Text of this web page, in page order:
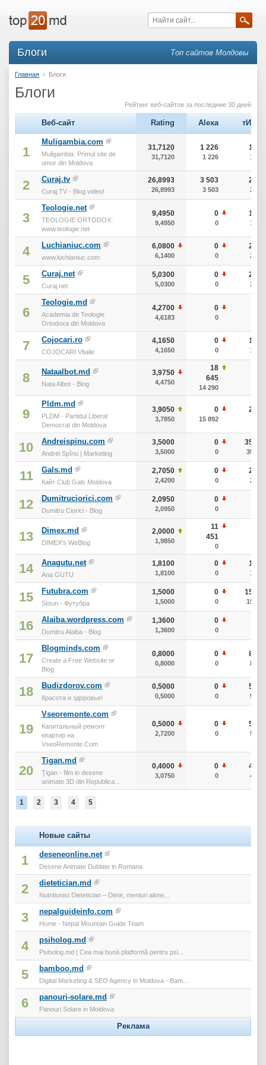
Блоги Топ сайтов Молдовы
Главная › Блоги
Блоги
Рейтинг веб-сайтов за последние 30 дней
Веб-сайт Rating Alexa тИЦ
1
Muligambia.com
Muligambia: Primul site de
umor din Moldova
31,7120
31,7120
1 226
1 226
10
10
2 Curaj.tv
Curaj.TV - Blog video!
26,8993
26,8993
3 503
3 503
20
20
3
Teologie.net
TEOLOGIE ORTODOX:
www.teologie.net
9,4950
9,4950
0
0
10
10
4 Luchianiuc.com
www.luchianiuc.com
6,0800
6,1400
0
0
20
20
5 Curaj.net
Curaj.net
5,0300
5,0300
0
0
20
20
6
Teologie.md
Academia de Teologie
Ortodoxa din Moldova
4,2700
4,6183
0
0
7 Cojocari.ro
COJOCARI Vitalie
4,1650
4,1650
0
0
10
10
8 Nataalbot.md
Nata Albot - Blog
3,9750
4,4750
18
645
14 290
9
Pldm.md
PLDM - Partidul Liberal
Democrat din Moldova
3,9050
3,7850
0
15 892
20
10 Andreispinu.com
Andrei Spînu | Marketing
3,5000
3,5000
0
0
350
350
11 Gals.md
Кайт Club Gals Moldova
2,7050
2,4200
0
0
20
20
12 Dumitruciorici.com
Dumitru Ciorici - Blog
2,0950
2,0950
0
0
13 Dimex.md
DIMEX's WeBlog
2,0000
1,9850
11
451
0
14 Anagutu.net
Ana GUTU
1,8100
1,8100
0
0
10
10
15 Futubra.com
Stoun - Футубра
1,5000
1,5000
0
0
150
150
16 Alaiba.wordpress.com
Dumitru Alaiba - Blog
1,3600
1,3600
0
0
17
Blogminds.com
Create a Free Website or
Blog
0,8000
0,8000
0
0
80
80
18 Budizdorov.com
Красота и здоровье!
0,5000
0,5000
0
0
50
50
19
Vseoremonte.com
Капитальный ремонт
квартир на
VseoRemonte.Com
0,5000
2,7200
0
0
50
50
20
Tigan.md
Ţigan - film in desene
animate 3D din Republica...
0,4000
3,0750
0
0
40
40
1 2 3 4 5
Новые сайты
1 deseneonline.net
Desene Animate Dublate in Romana
2 dietetician.md
Nutritionist Dietetician – Diete, meniuri alime...
3 nepalguideinfo.com
Home - Nepal Mountain Guide Team
4 psiholog.md
Psiholog.md | Cea mai bună platformă pentru psi...
5 bamboo.md
Digital Marketing & SEO Agency in Moldova - Bam...
6 panouri-solare.md
Panouri Solare in Moldova
Реклама